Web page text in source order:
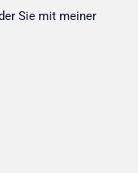
Sie mit meiner